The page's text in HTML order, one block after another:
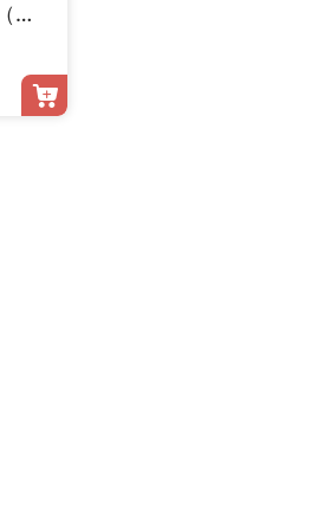
【佛均山】佛前供果（一盤）